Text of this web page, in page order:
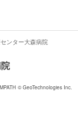
ンター大森病院
© GeoTechnologies Inc.